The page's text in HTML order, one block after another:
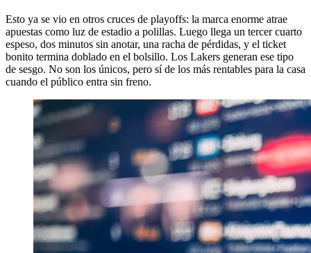
Esto ya se vio en otros cruces de playoffs: la marca enorme atrae
apuestas como luz de estadio a polillas. Luego llega un tercer cuarto
espeso, dos minutos sin anotar, una racha de pérdidas, y el ticket
bonito termina doblado en el bolsillo. Los Lakers generan ese tipo
de sesgo. No son los únicos, pero sí de los más rentables para la casa
cuando el público entra sin freno.